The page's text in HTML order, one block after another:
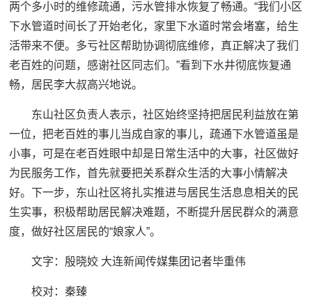
两个多小时的维修疏通，污水管排水恢复了畅通。“我们小区
下水管道时间长了开始老化，家里下水道时常会堵塞，给生
活带来不便。多亏社区帮助协调彻底维修，真正解决了我们
老百姓的问题，感谢社区同志们。”看到下水井彻底恢复通
畅，居民李大叔高兴地说。
东山社区负责人表示，社区始终坚持把居民利益放在第
一位，把老百姓的事儿当成自家的事儿，疏通下水管道虽是
小事，可是在老百姓眼中却是日常生活中的大事，社区做好
为民服务工作，首先就要把关系群众生活的大事小情解决
好。下一步，东山社区将扎实推进与居民生活息息相关的民
生实事，积极帮助居民解决难题，不断提升居民群众的满意
度，做好社区居民的“娘家人”。
文字：殷晓姣 大连新闻传媒集团记者毕重伟
校对：秦臻